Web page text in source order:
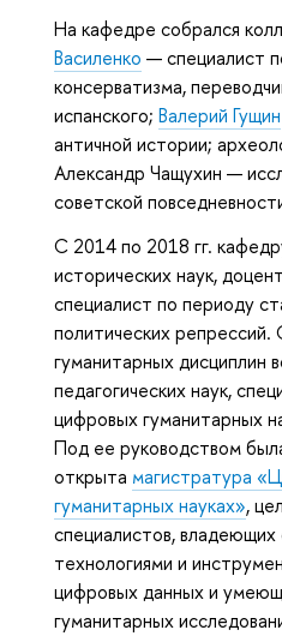
На кафедре собрался
Василенко — специалист
консерватизма,
испанского; Валерий Гущин
античной истории;
Александр Чащухин —
советской
С 2014 по 2018 гг.
исторических наук, доцент
специалист по периоду
политических
гуманитарных дисциплин
педагогических наук,
цифровых гуманитарных
Под ее руководством
открыта магистратура
гуманитарных науках»,
специалистов,
технологиями и
цифровых данных и
гуманитарных